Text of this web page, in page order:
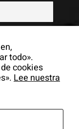
de
todo».
cookies
Lee nuestra